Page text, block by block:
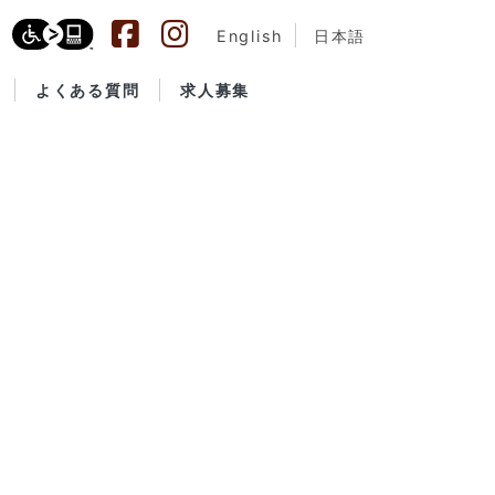
English 日本語
よくある質問 求人募集